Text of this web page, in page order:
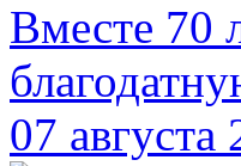
Вместе 70
07